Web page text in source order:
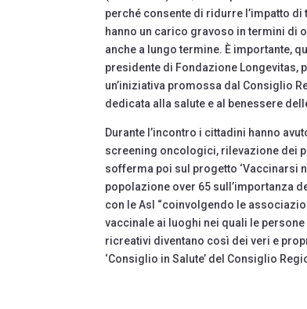
perché consente di ridurre l’impatto
hanno un carico gravoso in termini di
anche a lungo termine. È importante,
presidente di Fondazione Longevitas,
un’iniziativa promossa dal Consiglio
dedicata alla salute e al benessere
Durante l’incontro i cittadini hanno
screening oncologici, rilevazione dei
sofferma poi sul progetto ‘Vaccinarsi
popolazione over 65 sull’importanza
con le Asl “coinvolgendo le
vaccinale ai luoghi nei quali le
ricreativi diventano così dei veri e
‘Consiglio in Salute’ del Consiglio